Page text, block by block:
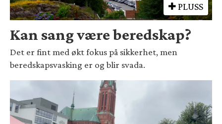
PLUSS
Kan sang være beredskap?
Det er fint med økt fokus på sikkerhet, men
beredskapsvasking er og blir svada.